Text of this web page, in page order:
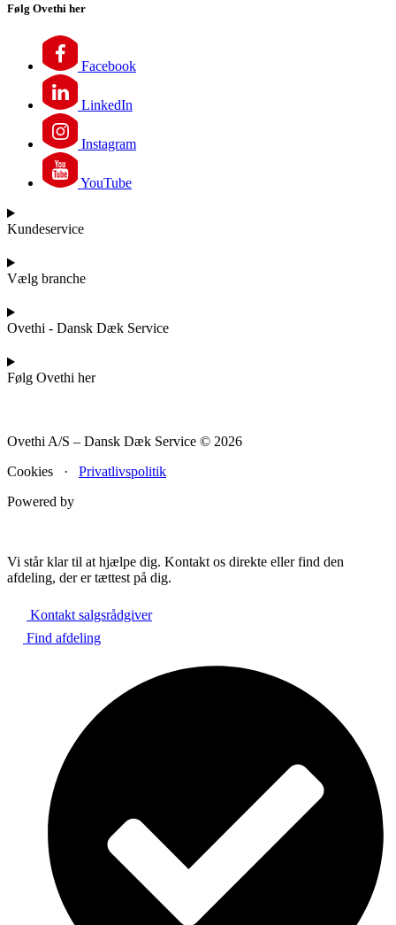
Følg Ovethi her
Facebook
LinkedIn
Instagram
YouTube
Kundeservice
Vælg branche
Ovethi - Dansk Dæk Service
Følg Ovethi her
Ovethi A/S – Dansk Dæk Service © 2026
Cookies · Privatlivspolitik
Powered by
Vi står klar til at hjælpe dig. Kontakt os direkte eller find den
afdeling, der er tættest på dig.
Kontakt salgsrådgiver
Find afdeling